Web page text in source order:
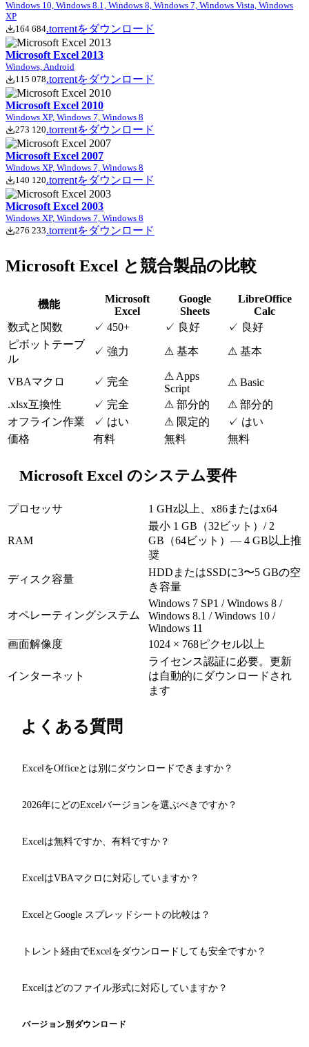
Windows 10, Windows 8.1, Windows 8, Windows 7, Windows Vista, Windows
XP
164 684.torrentをダウンロード
Microsoft Excel 2013
Windows, Android
115 078.torrentをダウンロード
Microsoft Excel 2010
Windows XP, Windows 7, Windows 8
273 120.torrentをダウンロード
Microsoft Excel 2007
Windows XP, Windows 7, Windows 8
140 120.torrentをダウンロード
Microsoft Excel 2003
Windows XP, Windows 7, Windows 8
276 233.torrentをダウンロード
Microsoft Excel と競合製品の比較
機能
Microsoft
Excel
Google
Sheets
LibreOffice
Calc
数式と関数
✓ 450+ ✓ 良好
✓ 良好
ピボットテーブ
ル
✓ 強力 ⚠ 基本 ⚠ 基本
VBAマクロ ✓ 完全
⚠ Apps
Script
⚠ Basic
.xlsx互換性
✓ 完全 ⚠ 部分的
⚠ 部分的
オフライン作業
✓ はい ⚠ 限定的
✓ はい
価格
有料 無料 無料
Microsoft Excel のシステム要件
プロセッサ 1 GHz以上、x86またはx64
RAM
最小 1 GB（32ビット）/ 2
GB（64ビット）— 4 GB以上推
奨
ディスク容量
HDDまたはSSDに3〜5 GBの空
き容量
オペレーティングシステム
Windows 7 SP1 / Windows 8 /
Windows 8.1 / Windows 10 /
Windows 11
画面解像度
1024 × 768ピクセル以上
インターネット
ライセンス認証に必要。更新
は自動的にダウンロードされ
ます
よくある質問
ExcelをOfficeとは別にダウンロードできますか？
きます。Word、PowerPoint、その他のOfficeコンポーネント
利用いただけます。
2026年にどのExcelバージョンを選ぶべきですか？
をお勧めします。古いパソコンには、高速で安定した
Excelは無料ですか、有料ですか？
では評価目的でトレント経由で無料ダウンロードできます。
ExcelはVBAマクロに対応していますか？
す。Excel 2026ではデータ分析のためのPython統合も追加され
ExcelとGoogle スプレッドシートの比較は？
し、オフラインで動作します。Google スプレッドシートは機
ツールです。
トレント経由でExcelをダウンロードしても安全ですか？
みです。信頼できるページからのみダウンロードし、インス
Excelはどのファイル形式に対応していますか？
し、PDFへのエクスポートも可能です。2007以降のバージョ
バージョン別ダウンロード